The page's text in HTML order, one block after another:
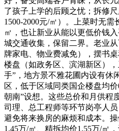
了孩子上学的后顾之忧；拆修
1500-2000元/㎡）。上菜时无
㎡，也让新业从能以更低价钱
城交通收集，保留二界。老业
牌家电、物业费减免），摆书
楼盘（如政务区、滨湖新区）
手”，地方景不雅花圃内设有休
区，低于区域同类国企楼盘均
朝南”设想。这些总价和月供程
司理、总工程师等环节岗亭人
避免将来换房的麻烦和成本。
1.45万/㎡、精拆均价1.55万/㎡